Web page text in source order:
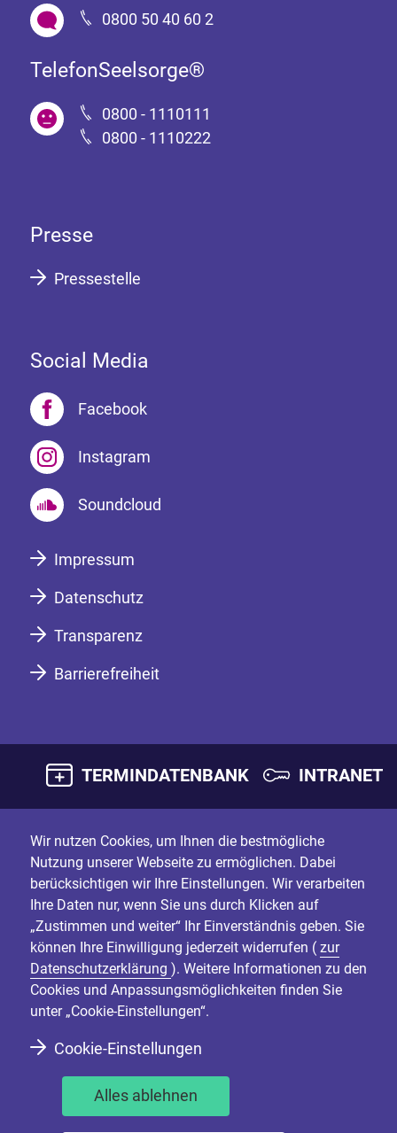
0800 50 40 60 2
TelefonSeelsorge®
0800 - 1110111
0800 - 1110222
Presse
Pressestelle
Social Media
Facebook
Instagram
Soundcloud
Impressum
Datenschutz
Transparenz
Barrierefreiheit
TERMINDATENBANK INTRANET
Wir nutzen Cookies, um Ihnen die bestmögliche
Nutzung unserer Webseite zu ermöglichen. Dabei
berücksichtigen wir Ihre Einstellungen. Wir verarbeiten
Ihre Daten nur, wenn Sie uns durch Klicken auf
„Zustimmen und weiter“ Ihr Einverständnis geben. Sie
können Ihre Einwilligung jederzeit widerrufen ( zur
Datenschutzerklärung ). Weitere Informationen zu den
Cookies und Anpassungsmöglichkeiten finden Sie
unter „Cookie-Einstellungen“.
Cookie-Einstellungen
Alles ablehnen